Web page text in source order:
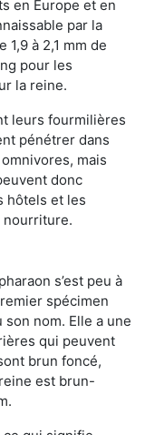
en Europe et en
par la
à 2,1 mm de
pour les
la reine.
leurs fourmilières
pénétrer dans
mais
donc
hôtels et les
nourriture.
s’est peu à
spécimen
nom. Elle a une
qui peuvent
brun foncé,
est brun-